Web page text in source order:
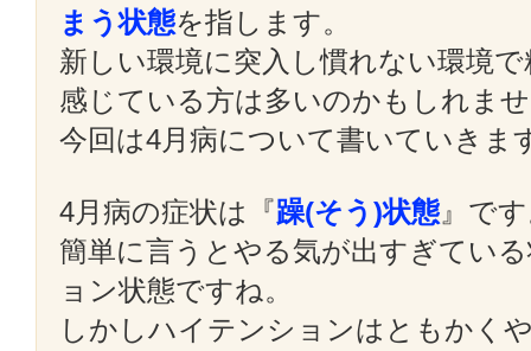
まう状態を指します。
新しい環境に突入し慣れない環境
感じている方は多いのかもしれま
今回は4月病について書いていきま
4月病の症状は『躁(そう)状態 』で
簡単に言うとやる気が出すぎてい
ョン状態ですね。
しかしハイテンションはともかく